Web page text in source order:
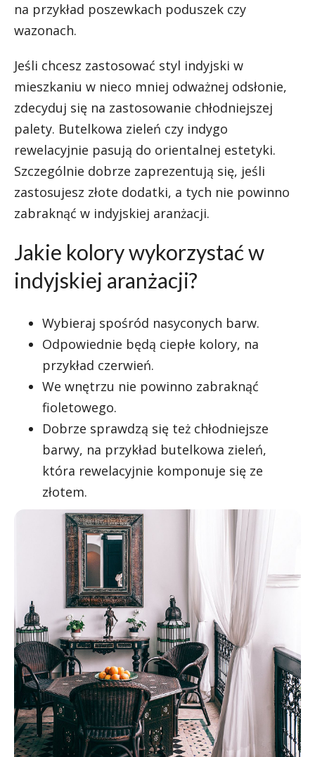
na przykład poszewkach poduszek czy
wazonach.
Jeśli chcesz zastosować styl indyjski w
mieszkaniu w nieco mniej odważnej odsłonie,
zdecyduj się na zastosowanie chłodniejszej
palety. Butelkowa zieleń czy indygo
rewelacyjnie pasują do orientalnej estetyki.
Szczególnie dobrze zaprezentują się, jeśli
zastosujesz złote dodatki, a tych nie powinno
zabraknąć w indyjskiej aranżacji.
Jakie kolory wykorzystać w
indyjskiej aranżacji?
Wybieraj spośród nasyconych barw.
Odpowiednie będą ciepłe kolory, na
przykład czerwień.
We wnętrzu nie powinno zabraknąć
fioletowego.
Dobrze sprawdzą się też chłodniejsze
barwy, na przykład butelkowa zieleń,
która rewelacyjnie komponuje się ze
złotem.